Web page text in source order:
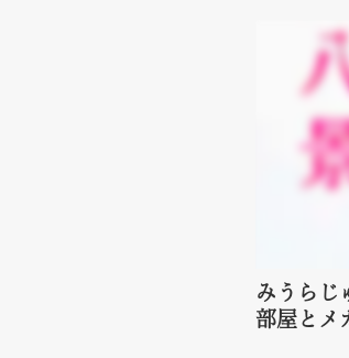
みうらじ
部屋とメ